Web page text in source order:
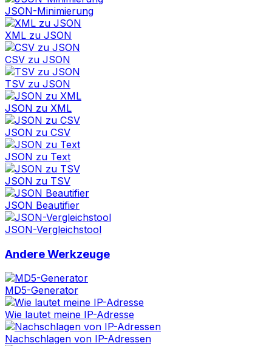
JSON-Minimierung
XML zu JSON
CSV zu JSON
TSV zu JSON
JSON zu XML
JSON zu CSV
JSON zu Text
JSON zu TSV
JSON Beautifier
JSON-Vergleichstool
Andere Werkzeuge
MD5-Generator
Wie lautet meine IP-Adresse
Nachschlagen von IP-Adressen